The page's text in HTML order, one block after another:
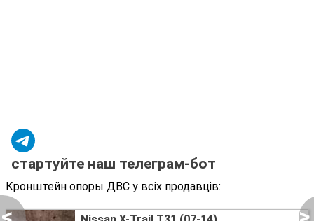
стартуйте наш телеграм-бот
Кронштейн опоры ДВС у всіх продавців: